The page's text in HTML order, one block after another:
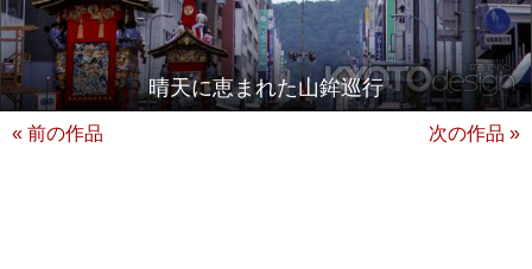
晴天に恵まれた山鉾巡行
« 前の作品 次の作品 »